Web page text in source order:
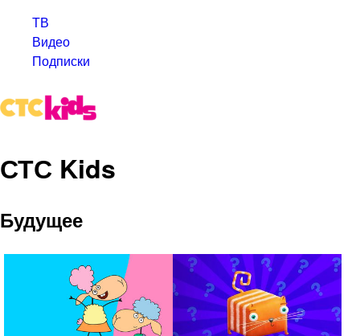
ТВ
Видео
Подписки
СТС Kids
Будущее